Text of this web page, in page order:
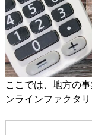
ここでは、地方の
ンラインファクタ